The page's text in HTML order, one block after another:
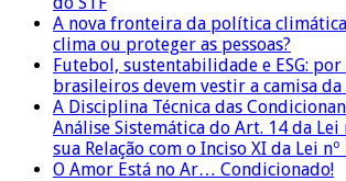
A nova fronteira da política
clima ou proteger as pessoas?
Futebol, sustentabilidade e ESG:
brasileiros devem vestir a camisa
A Disciplina Técnica das
Análise Sistemática do Art. 14 da Lei
sua Relação com o Inciso XI da Lei
O Amor Está no Ar… Condicionado!